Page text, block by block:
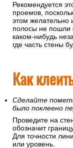
Рекомендуется
проемов,
этом желательно
полосы не пошли
каком-нибудь
где часть стены
Как
Сделайте
было поклеено
Проведите на
обозначит
Для точности
или уровень.